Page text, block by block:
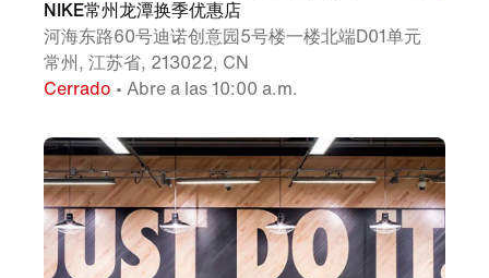
NIKE常州龙潭换季优惠店
河海东路60号迪诺创意园5号楼一楼北端D01单元
常州, 江苏省, 213022, CN
Cerrado • Abre a las 10:00 a.m.